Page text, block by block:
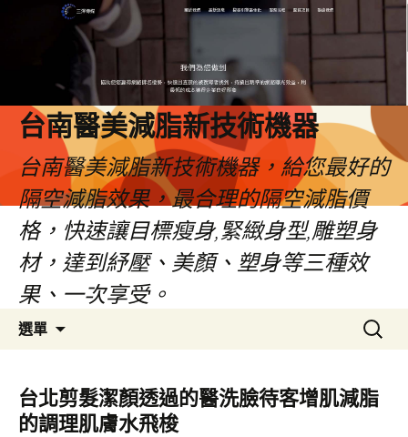
台南醫美減脂新技術機器
台南醫美減脂新技術機器，給您最好的
隔空減脂效果，最合理的隔空減脂價
格，快速讓目標瘦身,緊緻身型,雕塑身
材，達到紓壓、美顏、塑身等三種效
果、一次享受。
選單
容
搜
尋
鍵
字:
台北剪髮潔顏透過的醫洗臉待客增肌減脂
的調理肌膚水飛梭